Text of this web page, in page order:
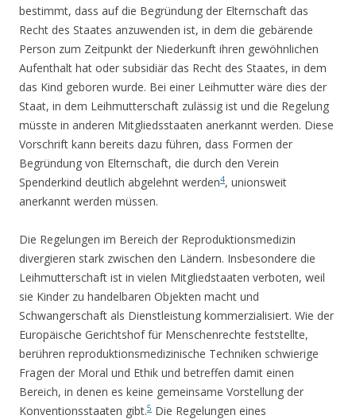
bestimmt, dass auf die Begründung der Elternschaft das
Recht des Staates anzuwenden ist, in dem die gebärende
Person zum Zeitpunkt der Niederkunft ihren gewöhnlichen
Aufenthalt hat oder subsidiär das Recht des Staates, in dem
das Kind geboren wurde. Bei einer Leihmutter wäre dies der
Staat, in dem Leihmutterschaft zulässig ist und die Regelung
müsste in anderen Mitgliedsstaaten anerkannt werden. Diese
Vorschrift kann bereits dazu führen, dass Formen der
Begründung von Elternschaft, die durch den Verein
Spenderkind deutlich abgelehnt werden4, unionsweit
anerkannt werden müssen.
Die Regelungen im Bereich der Reproduktionsmedizin
divergieren stark zwischen den Ländern. Insbesondere die
Leihmutterschaft ist in vielen Mitgliedstaaten verboten, weil
sie Kinder zu handelbaren Objekten macht und
Schwangerschaft als Dienstleistung kommerzialisiert. Wie der
Europäische Gerichtshof für Menschenrechte feststellte,
berühren reproduktionsmedizinische Techniken schwierige
Fragen der Moral und Ethik und betreffen damit einen
Bereich, in denen es keine gemeinsame Vorstellung der
Konventionsstaaten gibt.5 Die Regelungen eines